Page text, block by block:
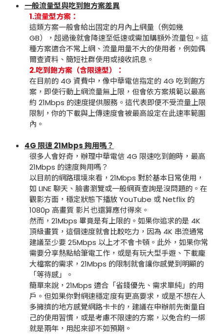
一般流量型與吃到飽方案差異
1.流量型方案：
這類方案一般會給出固定的月內上網量（例如幾
GB），超過後就會降速至低速或需加購額外流量包。這
種方案適合不常上網、流量用量不大的使用者，例如偶
爾查資料、簡短社群使用或接收訊息。
2.吃到飽方案（含限速型）：
在目前的 4G 資費中，像中華電信指定的 4G 吃到飽方
案，即使行動上網流量無上限，但會依方案規範以最高
約 21Mbps 的速度提供服務。這代表即便不受流量上限
限制，你的下載與上傳速度會被最高設定在此速率範圍
內。
4G 限速 21Mbps 夠用嗎？
很多人會好奇，辦理中華電信 4G 限速吃到飽時，最高
21Mbps 的速度夠用嗎？
以目前的網路環境來看，21Mbps 對於基本日常使用，
如 LINE 聊天、臉書瀏覽或一般網頁查詢是沒問題的。在
觀影方面，穩定狀態下播放 YouTube 或 Netflix 的
1080p 高畫質 影片也還算應付得來。
然而，21Mbps 畢竟是有上限的。如果你追求的是 4K
頂級畫質，這個速度就會比較吃力，因為 4K 串流通常
建議至少要 25Mbps 以上才不會卡頓。此外，如果你常
需要分享熱點給筆電工作，或是有玩大型手遊、下載龐
大檔案的需求，21Mbps 的限制就會讓你感覺到明顯的
「等待感」。
簡單來說，21Mbps 適合「省錢優先、需求單純」的用
戶。但如果你對網速穩定度有更高要求，或是不想在人
多擁擠的地方感覺網路卡卡的，建議在申辦前先衡量自
己的使用習慣，或是考慮不限速的方案，以免合約一綁
就是兩年，用起來卻不如預期。